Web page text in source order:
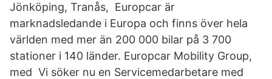
Jönköping, Tranås, Europcar är
marknadsledande i Europa och finns över hela
världen med mer än 200 000 bilar på 3 700
stationer i 140 länder. Europcar Mobility Group,
med Vi söker nu en Servicemedarbetare med